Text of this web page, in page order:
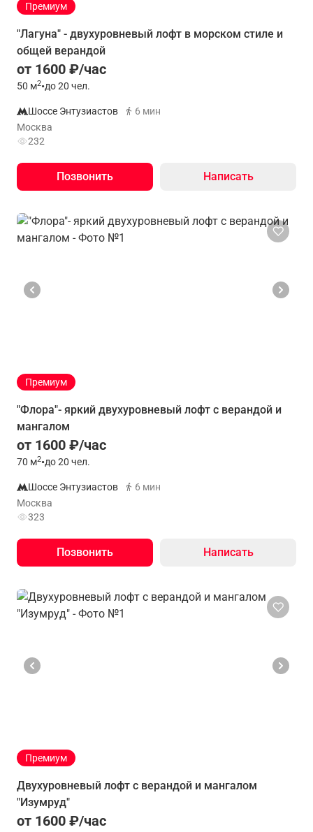
Премиум
"Лагуна" - двухуровневый лофт в морском стиле и
общей верандой
от 1600 ₽/час
50 м2•до 20 чел.
Шоссе Энтузиастов
6 мин
Москва
232
Позвонить Написать
Премиум
"Флора"- яркий двухуровневый лофт с верандой и
мангалом
от 1600 ₽/час
70 м2•до 20 чел.
Шоссе Энтузиастов
6 мин
Москва
323
Позвонить Написать
Премиум
Двухуровневый лофт с верандой и мангалом
"Изумруд"
от 1600 ₽/час